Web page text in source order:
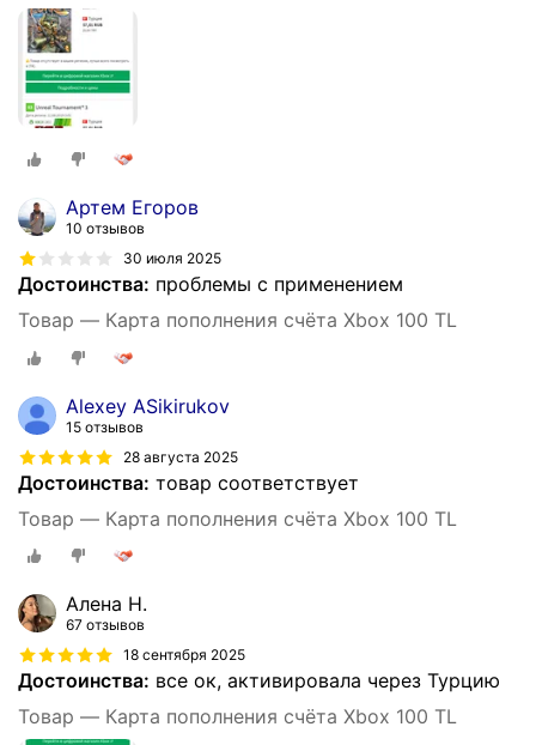
Артем Егоров
10 отзывов
30 июля 2025
Достоинства: проблемы с применением
Товар — Карта пополнения счёта Xbox 100 TL
Alexey ASikirukov
15 отзывов
28 августа 2025
Достоинства: товар соответствует
Товар — Карта пополнения счёта Xbox 100 TL
Алена Н.
67 отзывов
18 сентября 2025
Достоинства: все ок, активировала через Турцию
Товар — Карта пополнения счёта Xbox 100 TL